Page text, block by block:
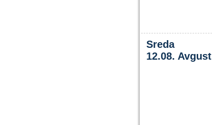
Sreda
12.08. Avgust